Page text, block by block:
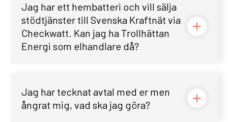
Jag har ett hembatteri och vill sälja
stödtjänster till Svenska Kraftnät via
Checkwatt. Kan jag ha Trollhättan
Energi som elhandlare då?
Jag har tecknat avtal med er men
ångrat mig, vad ska jag göra?